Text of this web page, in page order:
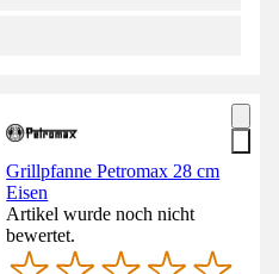
Grillpfanne Petromax 28 cm
Eisen
Artikel wurde noch nicht
bewertet.